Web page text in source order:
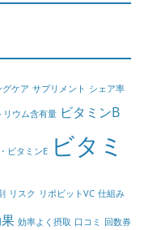
ケア サプリメント シェア率
リウム含有量 ビタミンB
ビタミンE
ビタミ
リスク リポビットVC 仕組み
効率よく摂取 口コミ 回数券